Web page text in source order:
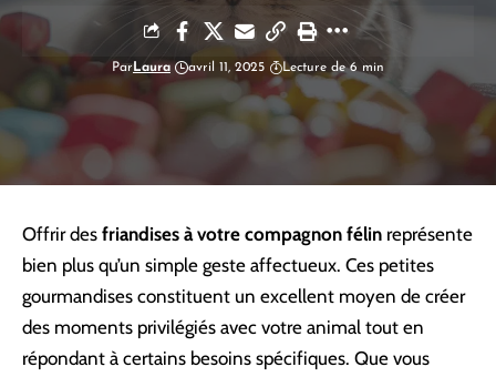
ParLaura avril 11, 2025 Lecture de 6 min
Offrir des friandises à votre compagnon félin représente
bien plus qu’un simple geste affectueux. Ces petites
gourmandises constituent un excellent moyen de créer
des moments privilégiés avec votre animal tout en
répondant à certains besoins spécifiques. Que vous